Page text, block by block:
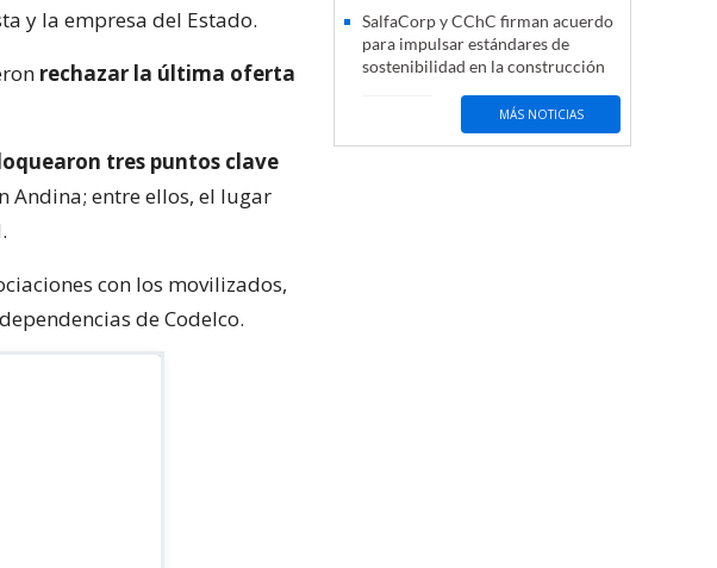
y la empresa del Estado.
rechazar la última oferta
tres puntos clave
Andina; entre ellos, el lugar
con los movilizados,
de Codelco.
SalfaCorp y CChC firman acuerdo
para impulsar estándares de
sostenibilidad en la construcción
MÁS NOTICIAS